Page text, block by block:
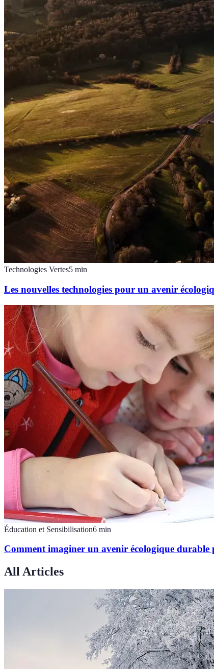
Technologies Vertes5 min
Les nouvelles technologies pour un avenir
Éducation et Sensibilisation6 min
Comment imaginer un avenir écologique durable
All Articles